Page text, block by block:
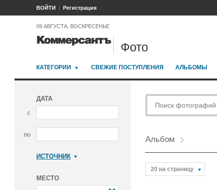
ВОЙТИ Регистрация
09 АВГУСТА, ВОСКРЕСЕНЬЕ
Фото
КАТЕГОРИИ СВЕЖИЕ ПОСТУПЛЕНИЯ АЛЬБОМЫ
ДАТА
с
по
ИСТОЧНИК
МЕСТО
Альбом
20 на страницу